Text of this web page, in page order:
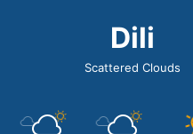
Dili
Scattered Clouds